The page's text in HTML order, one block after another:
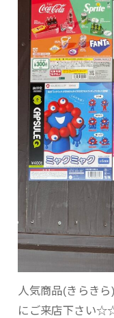
人気商品(きらき
にご来店下さい